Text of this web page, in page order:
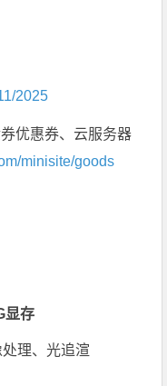
2025
优惠券、云服务器
minisite/goods
显存
理、光追渲